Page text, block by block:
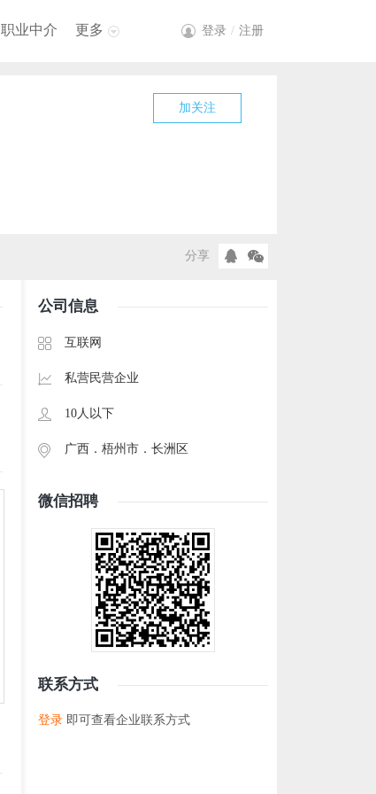
职业中介 更多 登录 / 注册
加关注
分享
公司信息
互联网
私营民营企业
10人以下
广西． 梧州市 ． 长洲区
微信招聘
联系方式
登录 即可查看企业联系方式